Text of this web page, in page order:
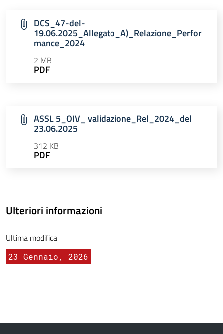
DCS_47-del-
19.06.2025_Allegato_A)_Relazione_Perfor
mance_2024
2 MB
PDF
ASSL 5_OIV_ validazione_Rel_2024_del
23.06.2025
312 KB
PDF
Ulteriori informazioni
Ultima modifica
23 Gennaio, 2026